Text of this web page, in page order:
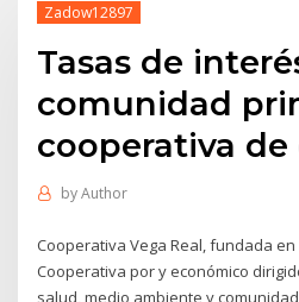
Zadow12897
Tasas de
comunidad
cooperativa
byAuthor
Cooperativa Vega Real, fundada en
Cooperativa por y económico
salud, medio ambiente y